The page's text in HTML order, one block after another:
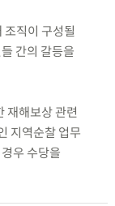
직이 구성될
간의 갈등을
재해보상 관련
지역순찰 업무
우 수당을